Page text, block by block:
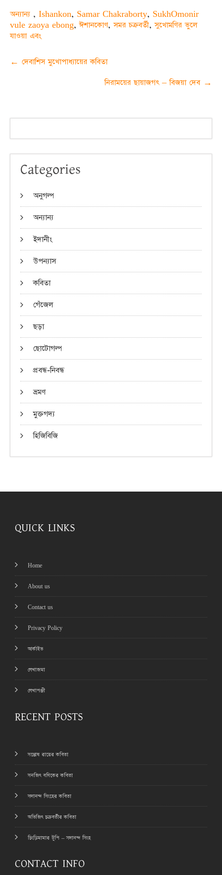
অন্যান্য , Ishankon, Samar Chakraborty, SukhOmonir
vule zaoya ebong,ঈশানকোণ,সমর চক্রবর্তী,সুখোমণির ভুলে
যাওয়া এবং
Post
navigation
← দেবাশিস মুখোপাধ্যায়ের কবিতা
নিরাময়ের ছায়াজগৎ – বিজয়া দেব →
Categories
অনুগল্প
অন্যান্য
ইদানীং
উপন্যাস
কবিতা
গেঁজেল
ছড়া
ছোটোগল্প
প্রবন্ধ-নিবন্ধ
ভ্রমণ
মুক্তগদ্য
হিজিবিজি
QUICK LINKS
Home
About us
Contact us
Privacy Policy
আর্কাইভ
লেখাজমা
লেখাপঞ্জী
RECENT POSTS
সন্তোষ রায়ের কবিতা
সনজিৎ বণিকের কবিতা
সদানন্দ সিংহের কবিতা
অভিজিৎ চক্রবর্তীর কবিতা
চিংড়িমামার টুপি – সদানন্দ সিংহ
CONTACT INFO